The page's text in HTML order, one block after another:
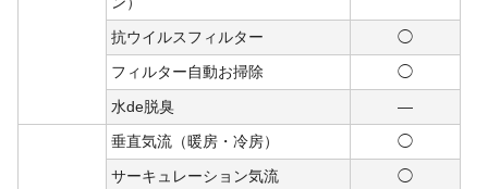
抗ウイルスフィルター
◯
フィルター自動お掃除
◯
水de脱臭
―
垂直気流（暖房・冷房）
◯
サーキュレーション気流
◯